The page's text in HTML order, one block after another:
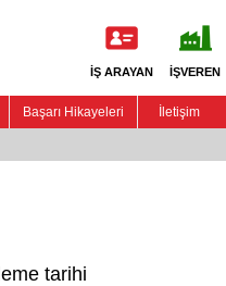
İŞ ARAYAN İŞVEREN
Başarı Hikayeleri İletişim
tarihi